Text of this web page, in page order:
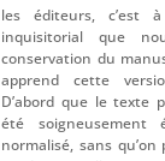
les éditeurs, c’est
inquisitorial que
conservation du
apprend cette
D’abord que le texte
été soigneusement
normalisé, sans qu’on